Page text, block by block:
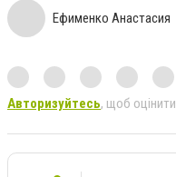
Ефименко Анастасия
Авторизуйтесь, щоб оцінити